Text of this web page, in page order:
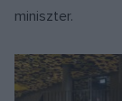
miniszter.